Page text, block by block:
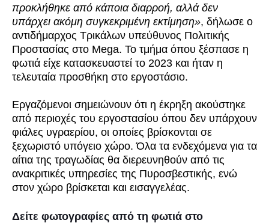
προκλήθηκε από κάποια διαρροή, αλλά δεν
υπάρχει ακόμη συγκεκριμένη εκτίμηση», δήλωσε ο
αντιδήμαρχος Τρικάλων υπεύθυνος Πολιτικής
Προστασίας στο Mega. Το τμήμα όπου ξέσπασε η
φωτιά είχε κατασκευαστεί το 2023 και ήταν η
τελευταία προσθήκη στο εργοστάσιο.
Εργαζόμενοι σημειώνουν ότι η έκρηξη ακούστηκε
από περιοχές του εργοστασίου όπου δεν υπάρχουν
φιάλες υγραερίου, οι οποίες βρίσκονται σε
ξεχωριστό υπόγειο χώρο. Όλα τα ενδεχόμενα για τα
αίτια της τραγωδίας θα διερευνηθούν από τις
ανακριτικές υπηρεσίες της Πυροσβεστικής, ενώ
στον χώρο βρίσκεται και εισαγγελέας.
Δείτε φωτογραφίες από τη φωτιά στο